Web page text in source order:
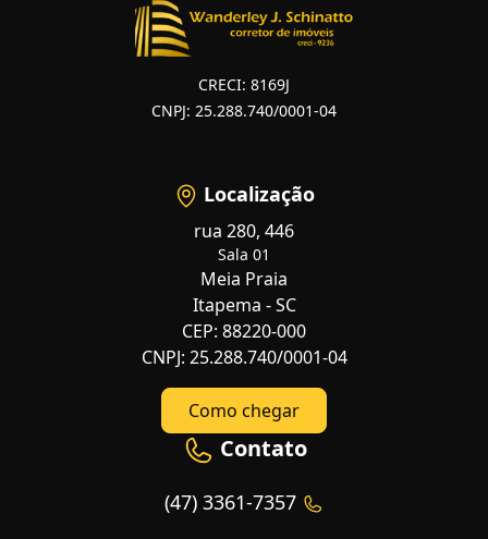
CRECI: 8169J
CNPJ: 25.288.740/0001-04
Localização
rua 280, 446
Sala 01
Meia Praia
Itapema - SC
CEP: 88220-000
CNPJ: 25.288.740/0001-04
Como chegar
Contato
(47) 3361-7357